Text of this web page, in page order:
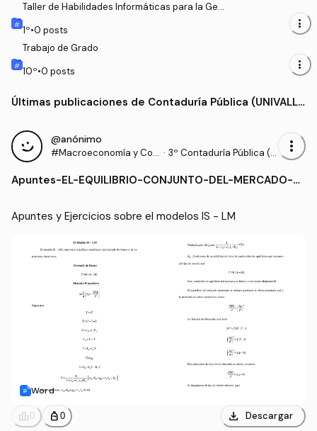
Taller de Habilidades Informáticas para la Gest
1º•0 posts more_vert
Trabajo de Grado
10º•0 posts more_vert
Últimas publicaciones de Contaduría Pública (UNIVALL
@anónimo
#Macroeconomía y Coy
· 3º Contaduría Pública (U
more_vert
Apuntes-EL-EQUILIBRIO-CONJUNTO-DEL-MERCADO-D
Apuntes y Ejercicios sobre el modelos IS - LM
Word
leaderboard 0 personal_bag 0 download Descargar